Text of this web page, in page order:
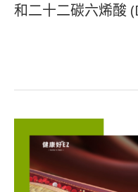
和二十二碳六烯酸